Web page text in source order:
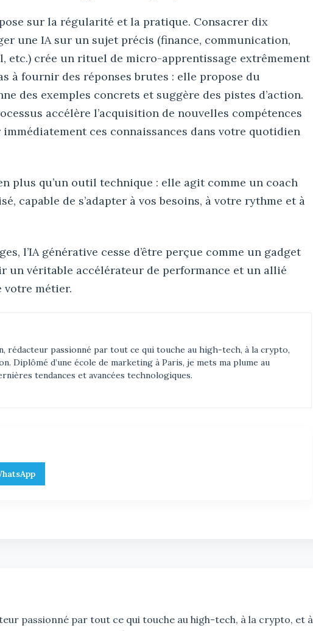
sur la régularité et la pratique. Consacrer dix
une IA sur un sujet précis (finance, communication,
etc.) crée un rituel de micro-apprentissage extrêmement
à fournir des réponses brutes : elle propose du
des exemples concrets et suggère des pistes d’action.
accélère l’acquisition de nouvelles compétences
immédiatement ces connaissances dans votre quotidien
plus qu’un outil technique : elle agit comme un coach
capable de s’adapter à vos besoins, à votre rythme et à
l’IA générative cesse d’être perçue comme un gadget
un véritable accélérateur de performance et un allié
votre métier.
rédacteur passionné par tout ce qui touche au high-tech, à la crypto,
Diplômé d’une école de marketing à Paris, je mets ma plume au
tendances et avancées technologiques.
passionné par tout ce qui touche au high-tech, à la crypto, et à